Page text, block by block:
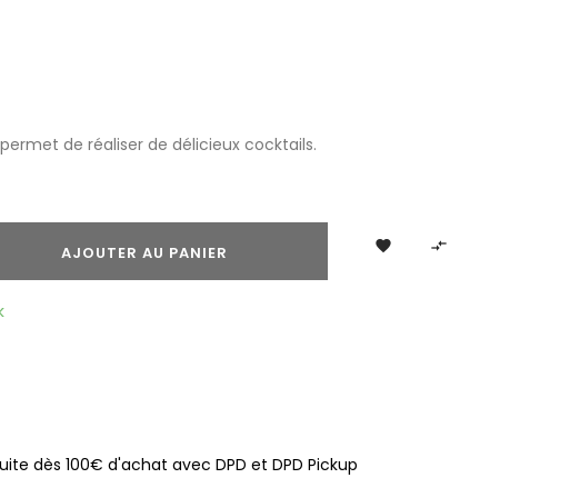
de réaliser de délicieux cocktails.
AJOUTER AU PANIER  
dès 100€ d'achat avec DPD et DPD Pickup